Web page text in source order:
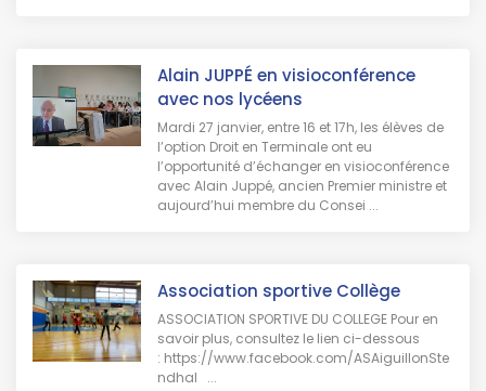
Alain JUPPÉ en visioconférence
avec nos lycéens
Mardi 27 janvier, entre 16 et 17h, les élèves de
l’option Droit en Terminale ont eu
l’opportunité d’échanger en visioconférence
avec Alain Juppé, ancien Premier ministre et
aujourd’hui membre du Consei ...
Association sportive Collège
ASSOCIATION SPORTIVE DU COLLEGE Pour en
savoir plus, consultez le lien ci-dessous
: https://www.facebook.com/ASAiguillonSte
ndhal ...